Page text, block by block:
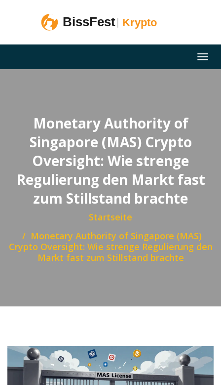
Monetary Authority of
Singapore (MAS) Crypto
Oversight: Wie strenge
Regulierung den Markt fast
zum Stillstand brachte
Startseite
Monetary Authority of Singapore (MAS)
Crypto Oversight: Wie strenge Regulierung den
Markt fast zum Stillstand brachte